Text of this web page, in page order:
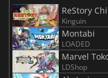
ReStory
Kinguin
Montabi
LOADED
Marvel
LDShop